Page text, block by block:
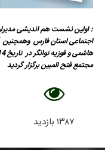
: اولین نشست هم اندیشی
اجتماعی استان فارس
مجتمع فتح المبین برگزار گردید
۱۳۸۷بازدید